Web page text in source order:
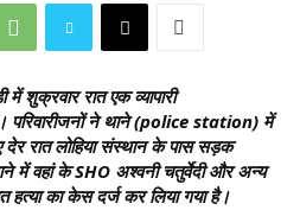
शुक्रवार रात एक व्यापारी
परिवारीजनों ने थाने (police station) में
देर रात लोहिया संस्‍थान के पास सड़क
में वहां के SHO अश्‍वनी चतुर्वेदी और अन्‍य
का केस दर्ज कर लिया गया है।